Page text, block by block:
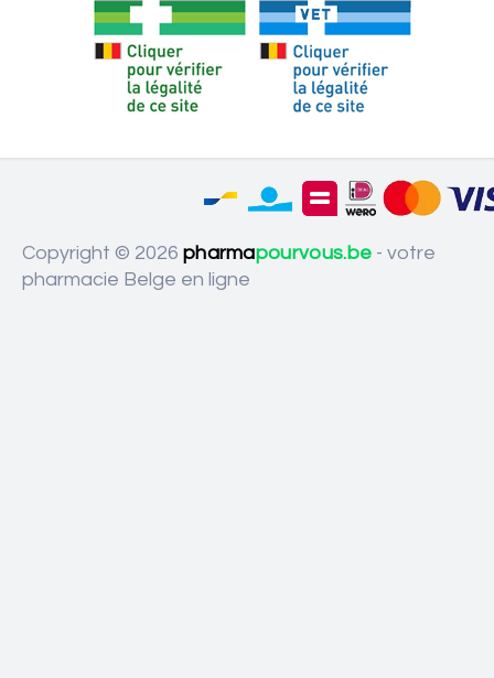
Copyright © 2026 pharmapourvous.be - votre
pharmacie Belge en ligne